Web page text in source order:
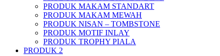
PRODUK MAKAM STANDART
PRODUK MAKAM MEWAH
PRODUK NISAN – TOMBSTONE
PRODUK MOTIF INLAY
PRODUK TROPHY PIALA
PRODUK 2